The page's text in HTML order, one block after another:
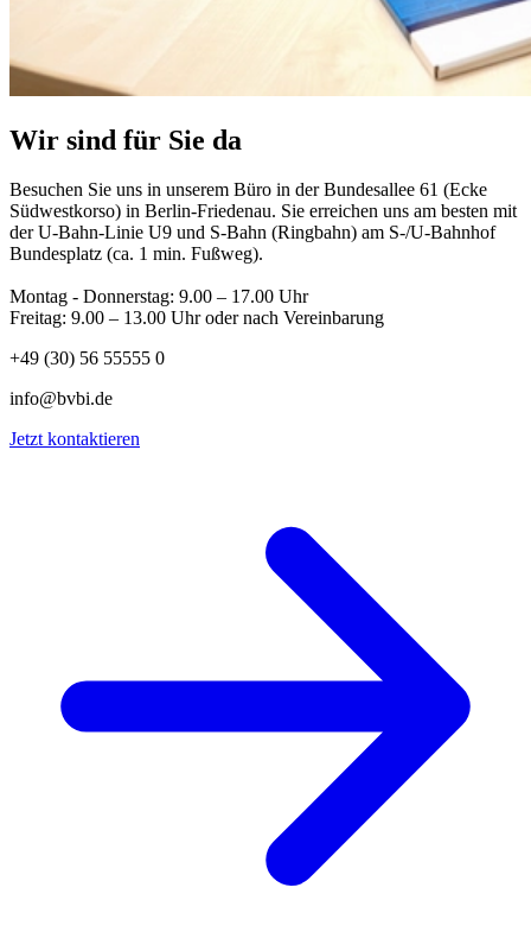
Wir sind für Sie da
Besuchen Sie uns in unserem Büro in der Bundesallee 61 (Ecke
Südwestkorso) in Berlin-Friedenau. Sie erreichen uns am besten mit
der U-Bahn-Linie U9 und S-Bahn (Ringbahn) am S-/U-Bahnhof
Bundesplatz (ca. 1 min. Fußweg).
Montag - Donnerstag: 9.00 – 17.00 Uhr
Freitag: 9.00 – 13.00 Uhr oder nach Vereinbarung
+49 (30) 56 55555 0
info@bvbi.de
Jetzt kontaktieren